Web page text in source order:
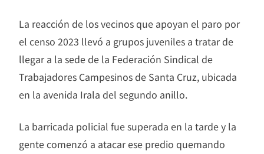
La reacción de los vecinos que apoyan el paro por
el censo 2023 llevó a grupos juveniles a tratar de
llegar a la sede de la Federación Sindical de
Trabajadores Campesinos de Santa Cruz, ubicada
en la avenida Irala del segundo anillo.
La barricada policial fue superada en la tarde y la
gente comenzó a atacar ese predio quemando